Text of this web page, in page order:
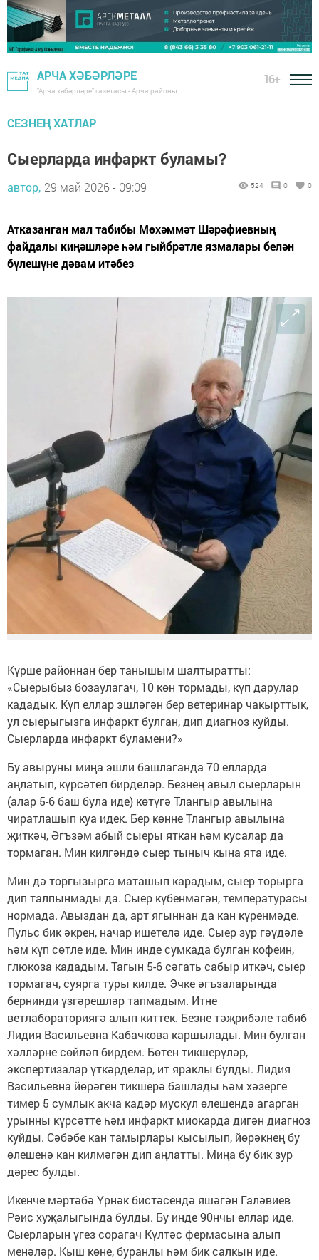
АРЧА ХӘБӘРЛӘРЕ
"Арча хәбәрләре" газетасы - Арча районы
16+
СЕЗНЕҢ ХАТЛАР
Сыерларда инфаркт буламы?
автор, 29 май 2026 - 09:09 524 0 0
Атказанган мал табибы Мөхәммәт Шәрәфиевның
файдалы киңәшләре һәм гыйбрәтле язмалары белән
бүлешүне дәвам итәбез
Күрше районнан бер танышым шалтыратты:
«Сыерыбыз бозаулагач, 10 көн тормады, күп дарулар
кададык. Күп еллар эшләгән бер ветеринар чакырттык,
ул сыерыгызга инфаркт булган, дип диагноз куйды.
Сыерларда инфаркт буламени?»
Бу авыруны миңа эшли башлаганда 70 елларда
аңлатып, күрсәтеп бирделәр. Безнең авыл сыерларын
(алар 5-6 баш була иде) көтүгә Тлангыр авылына
чиратлашып куа идек. Бер көнне Тлангыр авылына
җиткәч, Әгъзәм абый сыеры яткан һәм кусалар да
тормаган. Мин килгәндә сыер тыныч кына ята иде.
Мин дә торгызырга маташып карадым, сыер торырга
дип талпынмады да. Сыер күбенмәгән, температурасы
нормада. Авыздан да, арт ягыннан да кан күренмәде.
Пульс бик әкрен, начар ишетелә иде. Сыер зур гәүдәле
һәм күп сөтле иде. Мин инде сумкада булган кофеин,
глюкоза кададым. Тагын 5-6 сәгать сабыр иткәч, сыер
тормагач, суярга туры килде. Эчке әгъзаларында
бернинди үзгәрешләр тапмадым. Итне
ветлабораториягә алып киттек. Безне тәҗрибәле табиб
Лидия Васильевна Кабачкова каршылады. Мин булган
хәлләрне сөйләп бирдем. Бөтен тикшерүләр,
экспертизалар үткәрделәр, ит яраклы булды. Лидия
Васильевна йөрәген тикшерә башлады һәм хәзерге
тимер 5 сумлык акча кадәр мускул өлешендә агарган
урынны күрсәтте һәм инфаркт миокарда дигән диагноз
куйды. Сәбәбе кан тамырлары кысылып, йөрәкнең бу
өлешенә кан килмәгән дип аңлатты. Миңа бу бик зур
дәрес булды.
Икенче мәртәбә Үрнәк бистәсендә яшәгән Галәвиев
Рәис хуҗалыгында булды. Бу инде 90нчы еллар иде.
Сыерларын үгез сорагач Күлтәс фермасына алып
менәләр. Кыш көне, буранлы һәм бик салкын иде.